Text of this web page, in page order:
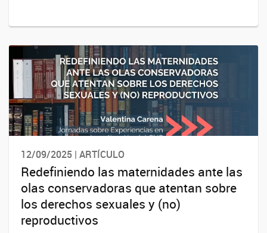
12/09/2025 | ARTÍCULO
Redefiniendo las maternidades ante las
olas conservadoras que atentan sobre
los derechos sexuales y (no)
reproductivos